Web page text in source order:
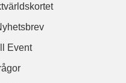
Event